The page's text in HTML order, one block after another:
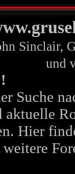
Sinclair,
und
Suche
aktuelle
Hier